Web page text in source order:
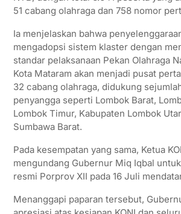
51 cabang olahraga dan 758 nomor
Ia menjelaskan bahwa
mengadopsi sistem klaster dengan
standar pelaksanaan Pekan Olahraga
Kota Mataram akan menjadi pusat
32 cabang olahraga, didukung
penyangga seperti Lombok Barat,
Lombok Timur, Kabupaten Lombok
Sumbawa Barat.
Pada kesempatan yang sama, Ketua
mengundang Gubernur Miq Iqbal
resmi Porprov XII pada 16 Juli
Menanggapi paparan tersebut,